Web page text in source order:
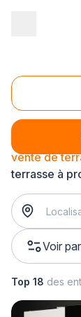
Vente de
vente de
terrasse à
Voir
Top 18 des